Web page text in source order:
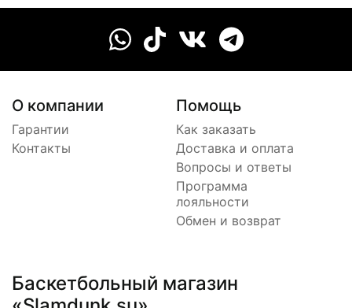
О компании
Гарантии
Контакты
Помощь
Как заказать
Доставка и оплата
Вопросы и ответы
Программа
лояльности
Обмен и возврат
Баскетбольный магазин